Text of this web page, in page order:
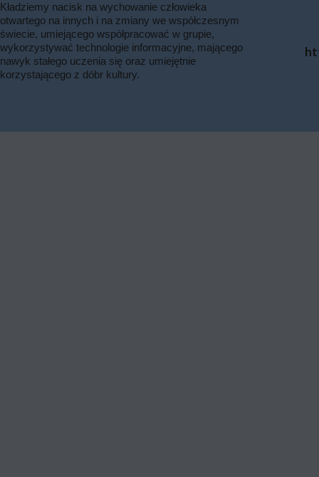
Kładziemy nacisk na wychowanie człowieka
otwartego na innych i na zmiany we współczesnym
świecie, umiejącego współpracować w grupie,
wykorzystywać technologie informacyjne, mającego
nawyk stałego uczenia się oraz umiejętnie
korzystającego z dóbr kultury.